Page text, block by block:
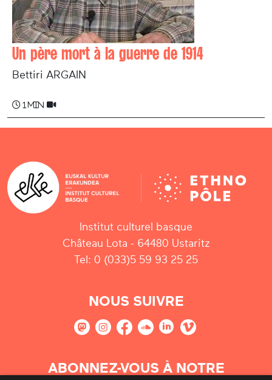
Un père mort à la guerre de 1914
Bettiri ARGAIN
1 min
Institut culturel basque
Château Lota - 64480 Ustaritz
Tel: 0 (033)5 59 93 25 25
NOUS SUIVRE
ABONNEZ-VOUS À NOTRE